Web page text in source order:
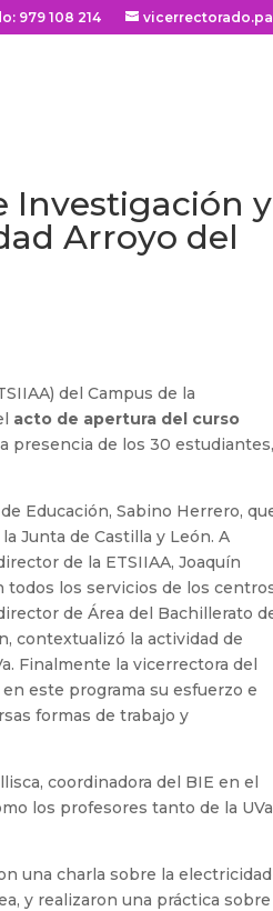
979 108 214
Investigación y
Arroyo del
del Campus de la
acto de apertura del curso
presencia de los 30 estudiantes,
Educación, Sabino Herrero,
Junta de Castilla y León. A
de la ETSIIAA, Joaquín
todos los servicios de los
de Área del Bachillerato
contextualizó la actividad de
Finalmente la vicerrectora del
este programa su esfuerzo e
formas de trabajo y
coordinadora del BIE en el
los profesores tanto de la UVa
una charla sobre la electricidad
y realizaron una práctica sobre